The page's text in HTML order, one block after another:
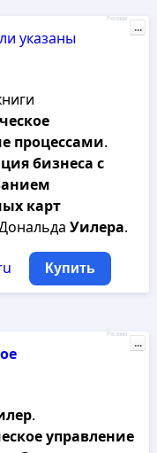
указаны
процессами.
бизнеса с
карт
Уилера.
Купить
Реклама
...
.
управление
Реклама
...